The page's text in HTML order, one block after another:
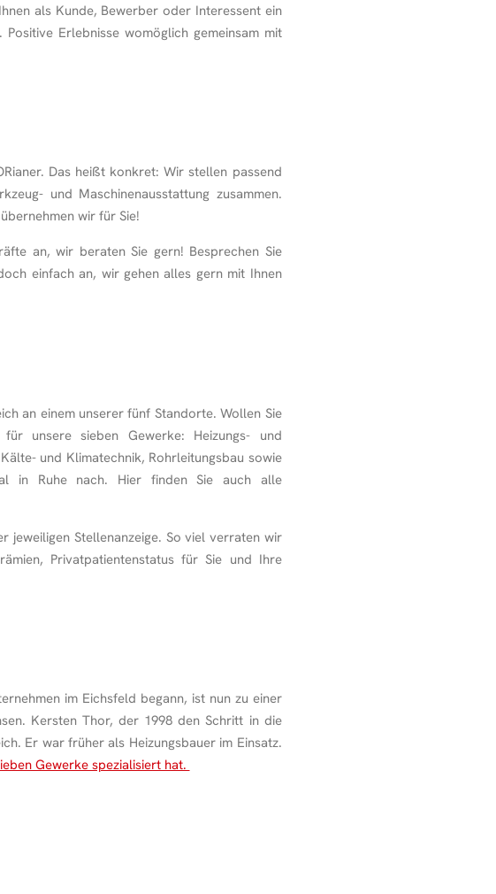
als Kunde, Bewerber oder Interessent ein
Erlebnisse womöglich gemeinsam mit
Das heißt konkret: Wir stellen passend
und Maschinenausstattung zusammen.
wir für Sie!
an, wir beraten Sie gern! Besprechen Sie
einfach an, wir gehen alles gern mit Ihnen
an einem unserer fünf Standorte. Wollen Sie
unsere sieben Gewerke: Heizungs- und
und Klimatechnik, Rohrleitungsbau sowie
in Ruhe nach. Hier finden Sie auch alle
jeweiligen Stellenanzeige. So viel verraten wir
Privatpatientenstatus für Sie und Ihre
im Eichsfeld begann, ist nun zu einer
Kersten Thor, der 1998 den Schritt in die
Er war früher als Heizungsbauer im Einsatz.
Gewerke spezialisiert hat.